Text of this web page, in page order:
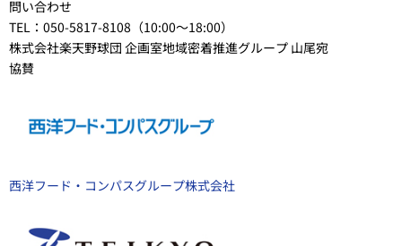
問い合わせ
TEL：050-5817-8108（10:00～18:00）
株式会社楽天野球団 企画室地域密着推進グループ 山尾宛
協賛
西洋フード・コンパスグループ株式会社